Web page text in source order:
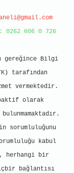
0262 606 0 726
gereğince Bilgi
tarafından
vermektedir.
olarak
sorumluluğunu
kabul
herhangi bir
bağlantısı